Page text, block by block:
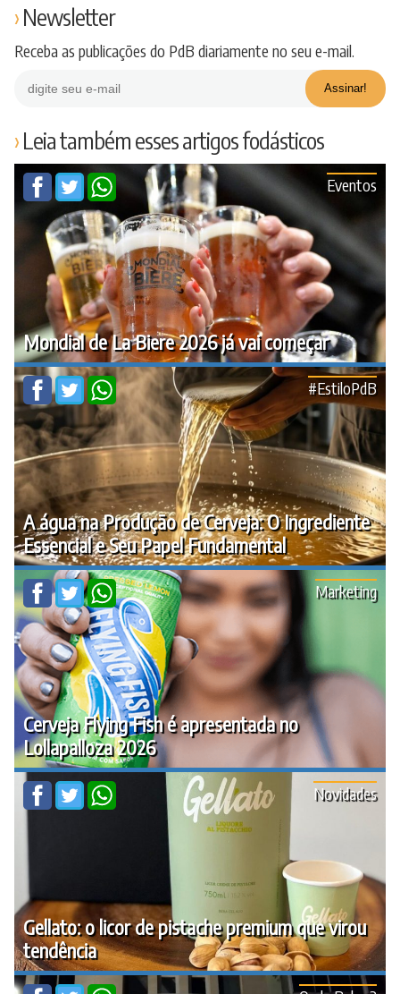
Newsletter
Receba as publicações do PdB diariamente no seu e-mail.
Leia também esses artigos fodásticos
Mondial de La Biere 2026 já vai começar
Eventos
A água na Produção de Cerveja: O Ingrediente
Essencial e Seu Papel Fundamental
#EstiloPdB
Cerveja Flying Fish é apresentada no
Lollapalloza 2026
Marketing
Gellato: o licor de pistache premium que virou
tendência
Novidades